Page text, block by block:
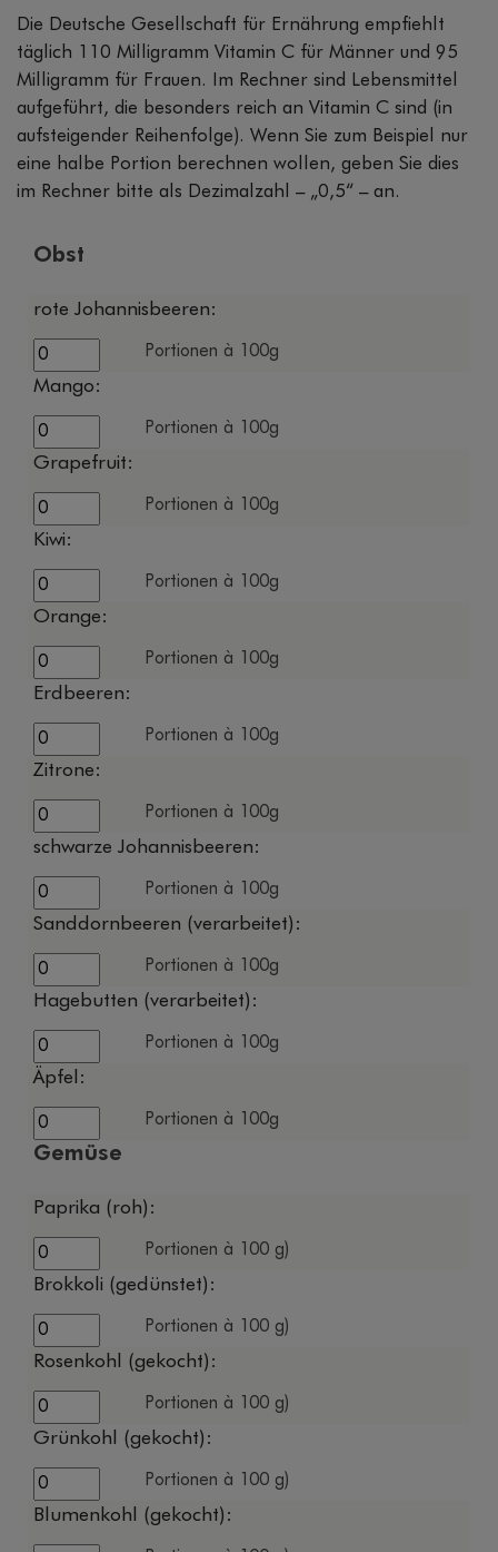
Die Deutsche Gesellschaft für Ernährung empfiehlt
täglich 110 Milligramm Vitamin C für Männer und 95
Milligramm für Frauen. Im Rechner sind Lebensmittel
aufgeführt, die besonders reich an Vitamin C sind (in
aufsteigender Reihenfolge). Wenn Sie zum Beispiel nur
eine halbe Portion berechnen wollen, geben Sie dies
im Rechner bitte als Dezimalzahl – „0,5“ – an.
Obst
rote Johannisbeeren:
Portionen à 100g
Mango:
Portionen à 100g
Grapefruit:
Portionen à 100g
Kiwi:
Portionen à 100g
Orange:
Portionen à 100g
Erdbeeren:
Portionen à 100g
Zitrone:
Portionen à 100g
schwarze Johannisbeeren:
Portionen à 100g
Sanddornbeeren (verarbeitet):
Portionen à 100g
Hagebutten (verarbeitet):
Portionen à 100g
Äpfel:
Portionen à 100g
Gemüse
Paprika (roh):
Portionen à 100 g)
Brokkoli (gedünstet):
Portionen à 100 g)
Rosenkohl (gekocht):
Portionen à 100 g)
Grünkohl (gekocht):
Portionen à 100 g)
Blumenkohl (gekocht):